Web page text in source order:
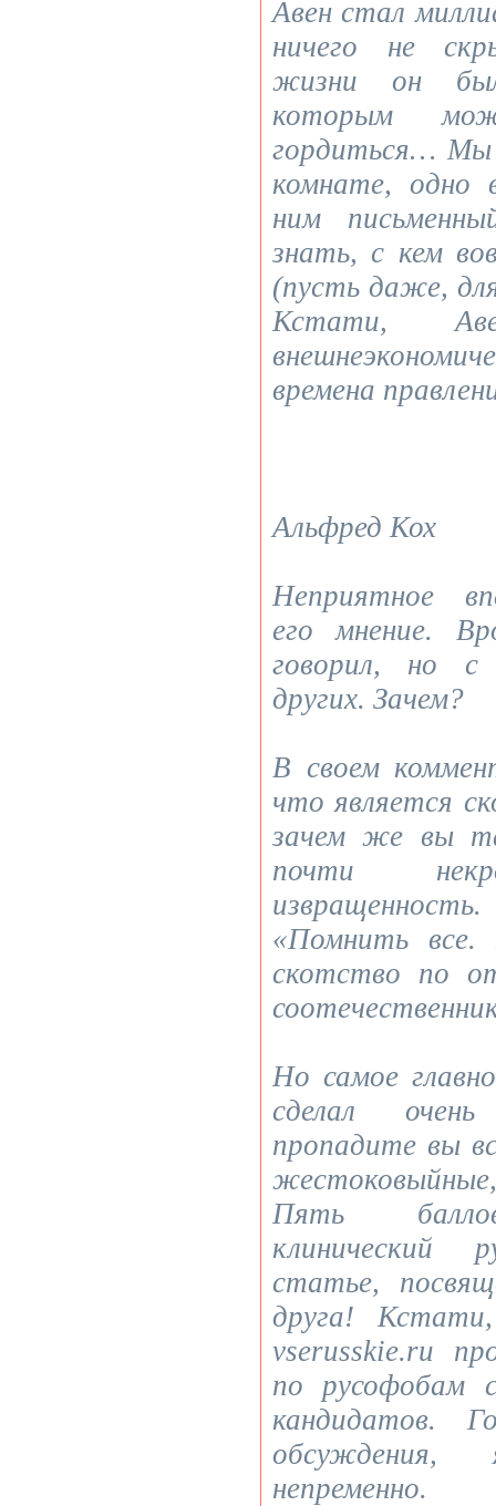
Авен стал
ничего не
жизни он
которым
гордиться… Мы
комнате, одно
ним
знать, с кем
(пусть даже,
Кстати,
времена
Альфред Кох
Неприятное
его мнение.
говорил, но с
других. Зачем?
В своем
что является
зачем же вы
почти
«Помнить все.
скотство по
Но самое
сделал
пропадите вы
Пять
статье,
друга!
vserusskie.ru
по русофобам
кандидатов.
непременно.